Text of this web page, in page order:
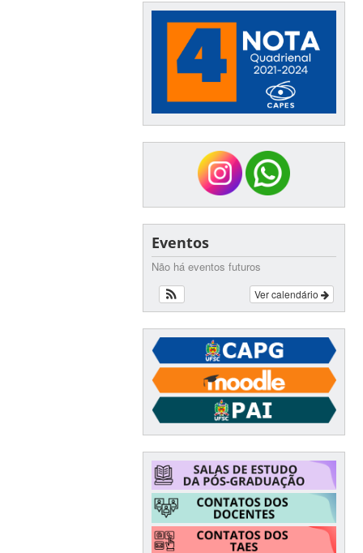
Eventos
Não há eventos futuros
Ver calendário